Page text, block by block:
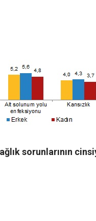
sorunlarının